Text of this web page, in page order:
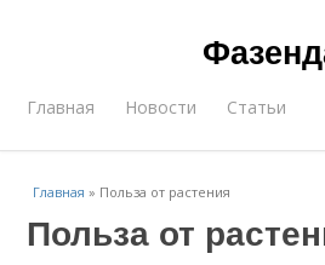
Главная Новости Статьи
Главная » Польза от растения
Польза от